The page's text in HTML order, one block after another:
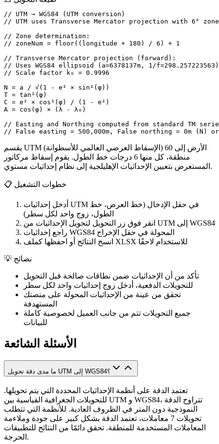
// UTM → WGS84 (UTM conversion)
// UTM uses Transverse Mercator projection with 6°
// Zone determination:
// zoneNum = floor((longitude + 180) / 6) + 1
// Transverse Mercator projection (forward):
// Uses WGS84 ellipsoid (a=6378137m, 1/f=298.257223563)
// Scale factor k₀ = 0.9996
N = a / √(1 - e² × sin²(φ))
T = tan²(φ)
C = e² × cos²(φ) / (1 - e²)
A = cos(φ) × (λ - λ₀)
// Easting and Northing computed from standard TM
// False easting = 500,000m, False northing = 0m (N) or
يقسم UTM (الإسقاط العرضي العالمي للأسطوانة) الأرض إلى 60
منطقة، كل منها 6 درجات خط الطول. يقوم إسقاط مركاتور
المستعرض بتعيين الإحداثيات الإهليلجية إلى نظام إحداثيات مستوي.
📋 خطوات التشغيل
أدخل إحداثيات UTM في حقل الإدخال (خط العرض، خط
الطول، زوج واحد لكل سطر)
انقر فوق زر التحويل لتحويل الإحداثيات من UTM إلى WGS84
راجع إحداثيات WGS84 المحولة في حقل الإخراج
انسخ النتائج أو احفظها كملف XLSX للاستخدام لاحقًا
💡 نصائح
تأكد من أن الإحداثيات ضمن نطاقات صالحة قبل التحويل
للتحويلات الدفعية، أدخل زوج إحداثيات واحد لكل سطر
تحقق من عينة من الإحداثيات المحولة على منصتك
المستهدفة
جميع التحويلات تتم من جانب العميل لخصوصية كاملة
للبيانات
الأسئلة الشائعة
ما مدى دقة تحويل UTM إلى WGS84؟
تعتمد الدقة على أنظمة الإحداثيات المحددة التي يتم تحويلها.
للتحويلات الجغرافية القياسية بين UTM و WGS84، تتراوح الدقة
النموذجية دون المتر في الظروف العادية. للأنظمة التي تتطلب
تحويلات 7 معاملات، تعتمد الدقة بشكل كبير على جودة وملاءمة
المعاملات المستخدمة للمنطقة. تحقق دائمًا من النتائج للتطبيقات
الحرجة.